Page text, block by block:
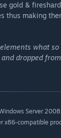
gold &
thus making
what
dropped
Server
x86-compatible